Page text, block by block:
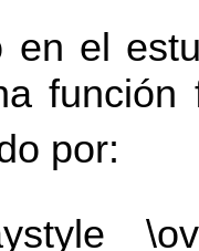
en el
por: